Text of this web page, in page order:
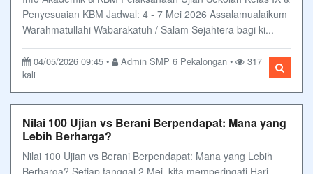
Penyesuaian KBM Jadwal: 4 - 7 Mei 2026 Assalamualaikum
Warahmatullahi Wabarakatuh / Salam Sejahtera bagi ki...
04/05/2026 09:45 • Admin SMP 6 Pekalongan •
317
kali
Nilai 100 Ujian vs Berani Berpendapat: Mana yang
Lebih Berharga?
Nilai 100 Ujian vs Berani Berpendapat: Mana yang Lebih
Berharga? Setiap tanggal 2 Mei, kita memperingati Hari